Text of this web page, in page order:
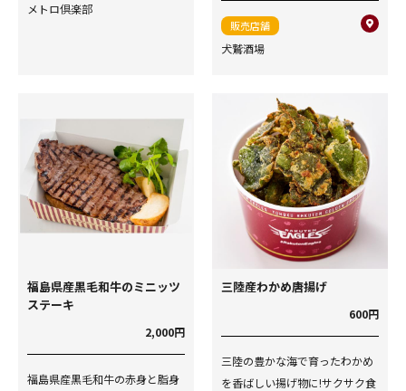
メトロ倶楽部
販売店舗
犬鷲酒場
福島県産黒毛和牛のミニッツ
ステーキ
2,000円
福島県産黒毛和牛の赤身と脂身
三陸産わかめ唐揚げ
600円
三陸の豊かな海で育ったわかめ
を香ばしい揚げ物に!サクサク食